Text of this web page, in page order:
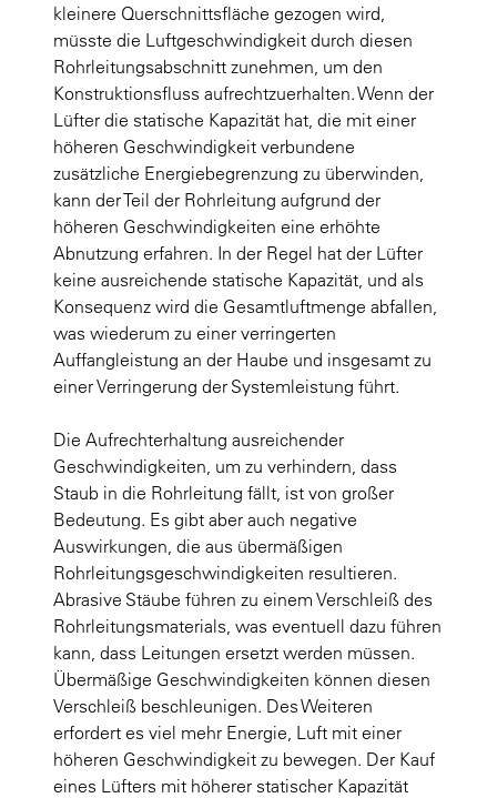
kleinere Querschnittsfläche gezogen wird,
müsste die Luftgeschwindigkeit durch diesen
Rohrleitungsabschnitt zunehmen, um den
Konstruktionsfluss aufrechtzuerhalten. Wenn der
Lüfter die statische Kapazität hat, die mit einer
höheren Geschwindigkeit verbundene
zusätzliche Energiebegrenzung zu überwinden,
kann der Teil der Rohrleitung aufgrund der
höheren Geschwindigkeiten eine erhöhte
Abnutzung erfahren. In der Regel hat der Lüfter
keine ausreichende statische Kapazität, und als
Konsequenz wird die Gesamtluftmenge abfallen,
was wiederum zu einer verringerten
Auffangleistung an der Haube und insgesamt zu
einer Verringerung der Systemleistung führt.
Die Aufrechterhaltung ausreichender
Geschwindigkeiten, um zu verhindern, dass
Staub in die Rohrleitung fällt, ist von großer
Bedeutung. Es gibt aber auch negative
Auswirkungen, die aus übermäßigen
Rohrleitungsgeschwindigkeiten resultieren.
Abrasive Stäube führen zu einem Verschleiß des
Rohrleitungsmaterials, was eventuell dazu führen
kann, dass Leitungen ersetzt werden müssen.
Übermäßige Geschwindigkeiten können diesen
Verschleiß beschleunigen. Des Weiteren
erfordert es viel mehr Energie, Luft mit einer
höheren Geschwindigkeit zu bewegen. Der Kauf
eines Lüfters mit höherer statischer Kapazität